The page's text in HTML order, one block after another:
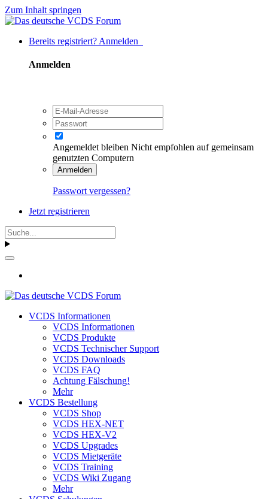
Zum Inhalt springen
Bereits registriert? Anmelden
Anmelden
Angemeldet bleiben Nicht empfohlen auf gemeinsam
genutzten Computern
Anmelden
Passwort vergessen?
Jetzt registrieren
VCDS Informationen
VCDS Informationen
VCDS Produkte
VCDS Technischer Support
VCDS Downloads
VCDS FAQ
Achtung Fälschung!
Mehr
VCDS Bestellung
VCDS Shop
VCDS HEX-NET
VCDS HEX-V2
VCDS Upgrades
VCDS Mietgeräte
VCDS Training
VCDS Wiki Zugang
Mehr